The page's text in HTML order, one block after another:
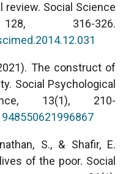
review. Social Science
316-326.
The construct of
Social Psychological
13(1), 210-
S., & Shafir, E.
of the poor. Social